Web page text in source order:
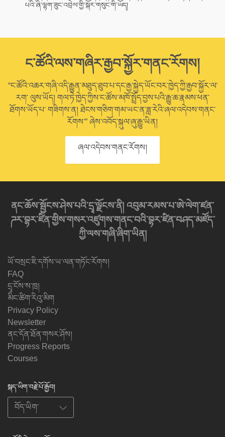
པའི་ཞི་ལྷག་ཟུང་འབྲེལ་གྱི་སྐོར་གསུང་གི་ཡོད།
ང་ཚོའི་ལས་གཞིར་རྒྱབ་སྐྱོར་གནང་རོགས།
“ང་ཚོའི་འཆར་གཞི་འདི་རྒྱུན་མཐུད་ཐུབ་པ་དང་རྒྱ་སྐྱེད་ཡོང་བར་ཁྱེད་ཀྱི་རྒྱབ་སྐྱོར་ལ་
རག་ ལུས་ཡོད། གལ་ཏེ་ཁྱེད་ཀྱིས་ང་ཚོས་མཁོ་སྤྲོད་བྱས་པའི་རྒྱུ་ཆ་རྣམས་ཕན་
ཐོགས་ཡོད་པ་ གཟིགས་ན། ཐེངས་གཅིག་གམ་ཡང་ན་ཟླ་རེའི་ཞལ་འདེབས་གནང་
རོགས་” ཞེས་འབོད་སྐུལ་ཞུ་རྒྱུ་ཡིན།
ཞལ་འདེབས་གནང་རོགས།
ནང་ཆོས་སྦྱོངས་ཤེས་པའི་དྲྭ་ལྗོངས་ནི། འབུམ་རམས་པ་ཨེ་ལེག་ཛན་
ཌར་བྷར་ཛིན་གྱིས་གསར་འཛུགས་གནང་བའི་བྷར་ཛིན་བཤད་མཛོད་
ཀྱི་ལས་གཞི་ཞིག་ཡིན།
ཡོ་བསྲང་ཇི་དགོས་ཡ་ལན་གཏོང་རོགས།
FAQ
དྲྭ་ངོས་ས་ཁྲ།
མིང་ཚིག་རིའུ་མིག
Privacy Policy
Newsletter
ནང་དོན་ཐོན་གསར་ཤོས།
Progress Reports
Courses
སྐད་ཡིག་བརྗེ་པོ་རྒྱོབ།